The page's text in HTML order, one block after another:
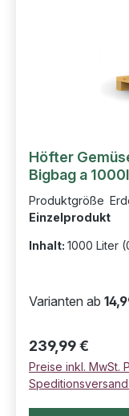
Höfter
Bigbag a 1000l
Produktgröße
Einzelprodukt
Inhalt: 1000 Liter
Varianten ab
Regulärer Preis:
239,99 €
Preise inkl. MwSt.